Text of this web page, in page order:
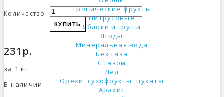
Тропические фрукты
Цитрусовые
Яблоки и груши
Ягоды
Минеральная вода
Без газа
С газом
Лёд
Орехи, сухофрукты, цукаты
Арахис
Количество
КУПИТЬ
231р.
за 1 кг.
В наличии